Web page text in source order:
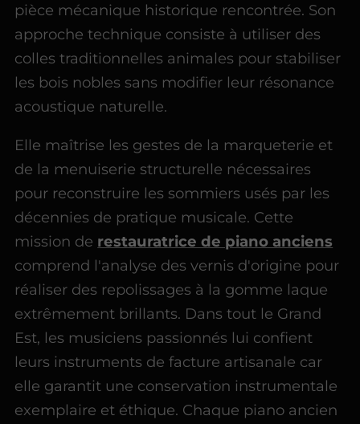
pièce mécanique historique rencontrée. Son
approche technique consiste à utiliser des
colles traditionnelles animales pour stabiliser
les bois nobles sans modifier leur résonance
acoustique naturelle.
Elle maîtrise les gestes de la marqueterie et
de la menuiserie structurelle nécessaires
pour reconstruire les sommiers usés par les
décennies de pratique musicale. Cette
mission de restauratrice de piano anciens
comprend l'analyse des vernis d'origine pour
réaliser des repolissages à la gomme laque
extrêmement brillants. Dans tout le Grand
Est, les musiciens passionnés lui confient
leurs instruments de facture artisanale car
elle garantit une conservation instrumentale
exemplaire et éthique. Chaque piano ancien